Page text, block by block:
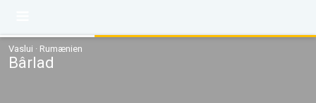
Vaslui · Rumænien
Bârlad